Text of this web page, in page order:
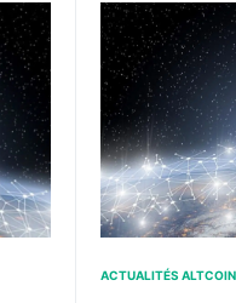
à son écosystème
Crypto : EOS,
ACTUALITÉS